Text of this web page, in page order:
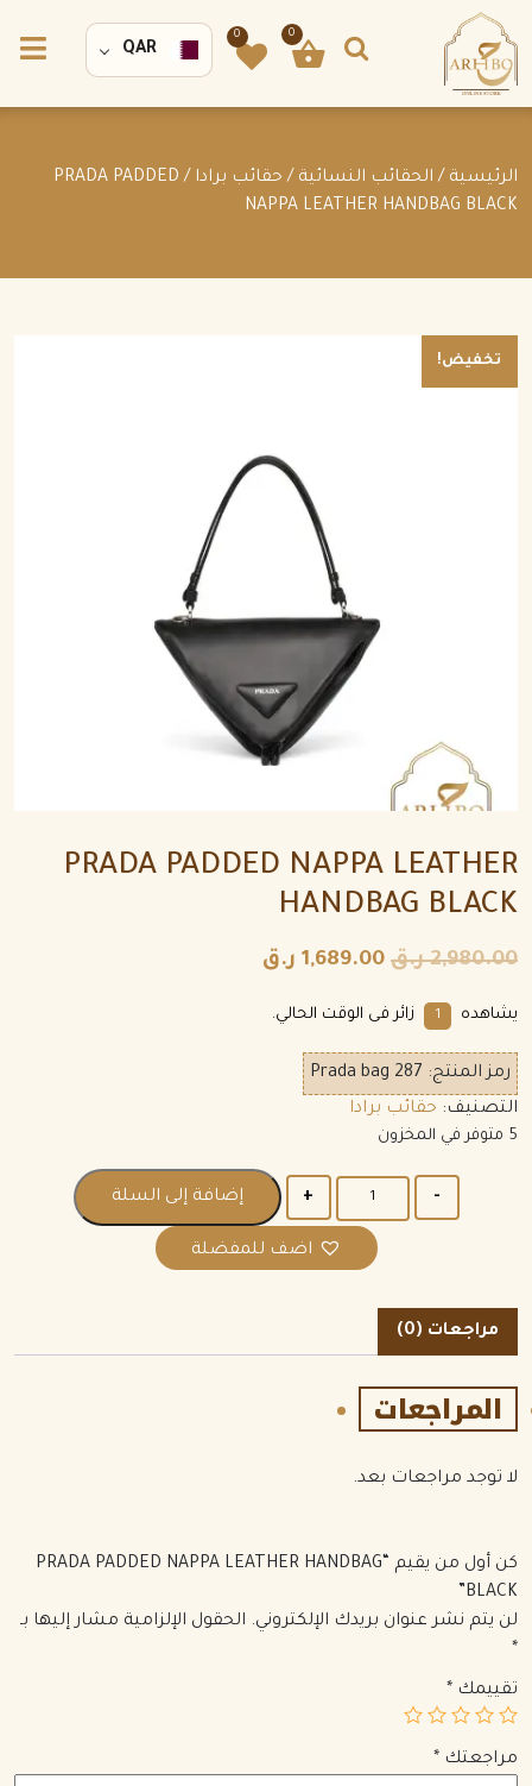
0
0
QAR
الرئيسية / الحقائب النسائية / حقائب برادا
/ PRADA PADDED
NAPPA LEATHER HANDBAG BLACK
تخفيض!
PRADA PADDED NAPPA LEATHER
HANDBAG BLACK
2,980.00 ر.ق 1,689.00 ر.ق
يشاهده 1 زائر فى الوقت الحالي.
رمز المنتج: Prada bag 287
التصنيف: حقائب برادا
5 متوفر في المخزون
إضافة إلى السلة
اضف للمفضلة
مراجعات (0)
المراجعات
لا توجد مراجعات بعد.
كن أول من يقيم “PRADA PADDED NAPPA LEATHER HANDBAG
BLACK”
لن يتم نشر عنوان بريدك الإلكتروني. الحقول الإلزامية مشار إليها بـ
*
تقييمك *
مراجعتك *